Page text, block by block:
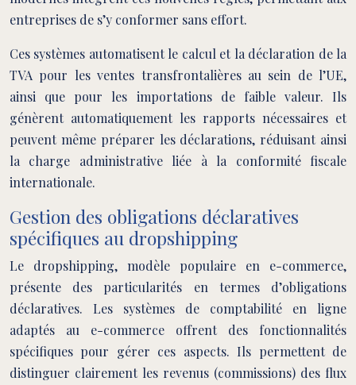
entreprises de s’y conformer sans effort.
Ces systèmes automatisent le calcul et la déclaration de la
TVA pour les ventes transfrontalières au sein de l’UE,
ainsi que pour les importations de faible valeur. Ils
génèrent automatiquement les rapports nécessaires et
peuvent même préparer les déclarations, réduisant ainsi
la charge administrative liée à la conformité fiscale
internationale.
Gestion des obligations déclaratives
spécifiques au dropshipping
Le dropshipping, modèle populaire en e-commerce,
présente des particularités en termes d’obligations
déclaratives. Les systèmes de comptabilité en ligne
adaptés au e-commerce offrent des fonctionnalités
spécifiques pour gérer ces aspects. Ils permettent de
distinguer clairement les revenus (commissions) des flux